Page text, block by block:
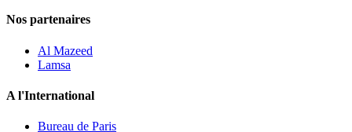
Nos partenaires
Al Mazeed
Lamsa
A l'International
Bureau de Paris